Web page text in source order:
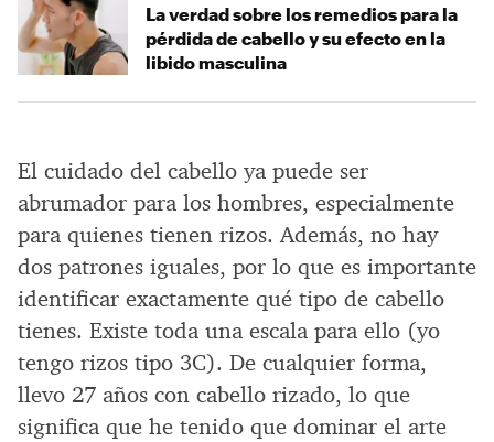
El cuidado del cabello ya puede ser
abrumador para los hombres, especialmente
para quienes tienen rizos. Además, no hay
dos patrones iguales, por lo que es importante
identificar exactamente qué tipo de cabello
tienes. Existe toda una escala para ello (yo
tengo rizos tipo 3C). De cualquier forma,
llevo 27 años con cabello rizado, lo que
significa que he tenido que dominar el arte
La verdad sobre los remedios para la
pérdida de cabello y su efecto en la
libido masculina